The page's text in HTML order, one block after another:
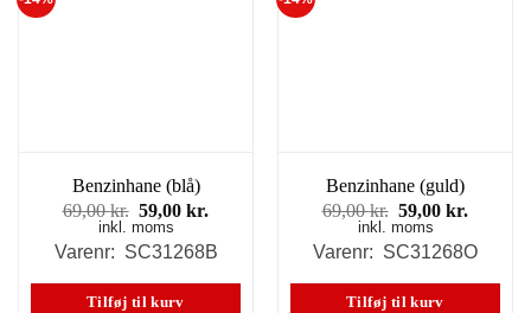
Benzinhane (blå)
69,00kr. Den
oprindelige
pris
69,00 kr..
59,00kr.
pris
59,00 kr..
inkl. moms
Varenr: SC31268B
Tilføj til kurv
Benzinhane (guld)
69,00kr. Den
oprindelige
pris
69,00 kr..
59,00kr.
pris
59,00
inkl. moms
Varenr: SC31268O
Tilføj til kurv